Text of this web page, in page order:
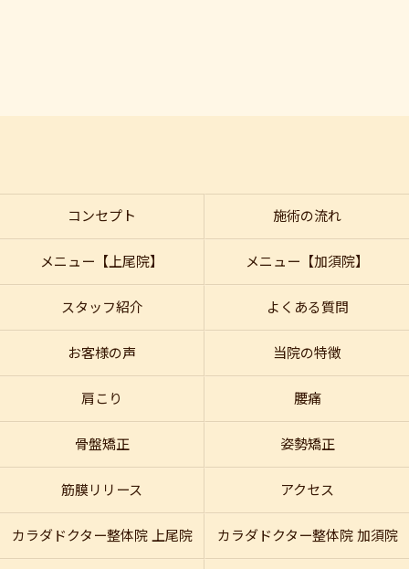
コンセプト 施術の流れ
メニュー【上尾院】 メニュー【加須院】
スタッフ紹介 よくある質問
お客様の声 当院の特徴
肩こり 腰痛
骨盤矯正 姿勢矯正
筋膜リリース アクセス
カラダドクター整体院 上尾院 カラダドクター整体院 加須院